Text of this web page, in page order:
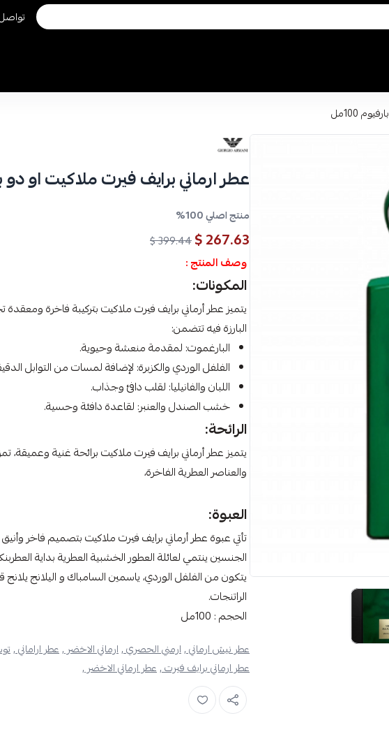
100مل
عطر ارماني برايف فيرت ملاكيت او دو
منتج اصلي 100%
267.63 $
399.44 $
وصف المنتج :
المكونات:
يتميز عطر أرماني برايف فيرت ملاكيت بتركيبة فاخرة
البارزة فيه تتضمن:
البارغموت: لمقدمة منعشة وحيوية.
الفلفل الوردي والكزبرة: لإضافة لمسات من التوابل
اللبان والفانيليا: لقلب دافئ وجذاب.
خشب الصندل والعنبر: لقاعدة دافئة وحسية.
الرائحة:
يتميز عطر أرماني برايف فيرت ملاكيت برائحة غنية وعميقة،
والعناصر العطرية الفاخرة،
العبوة:
تأتي عبوة عطر أرماني برايف فيرت ملاكيت بتصميم فاخر
الجنسين ينتمي لعائلة العطور الخشبية العطرية بداية
يتكون من الفلفل الوردي، ياسمين السامباك و اليلانج
الراتنجات.
الحجم : 100مل
عطر نيش ارماني ,ارمني الحصري ,ارماني الاخضر ,عطر اراماني ,
عطر ارماني برايف فيرت ,عطر ارماني الاخضر ,